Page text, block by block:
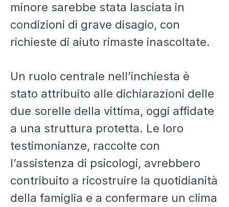
minore sarebbe stata lasciata in
condizioni di grave disagio, con
richieste di aiuto rimaste inascoltate.
Un ruolo centrale nell’inchiesta è
stato attribuito alle dichiarazioni delle
due sorelle della vittima, oggi affidate
a una struttura protetta. Le loro
testimonianze, raccolte con
l’assistenza di psicologi, avrebbero
contribuito a ricostruire la quotidianità
della famiglia e a confermare un clima